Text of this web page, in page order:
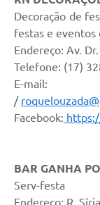
Decoração de
festas e eventos
Endereço: Av.
Telefone: (17)
E-
/
Facebook:
BAR GANHA
Serv-festa
Endereço: R.